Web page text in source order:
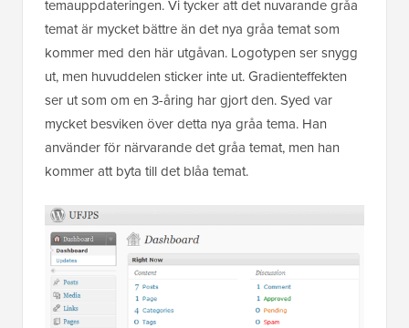
temauppdateringen. Vi tycker att det nuvarande gråa
temat är mycket bättre än det nya gråa temat som
kommer med den här utgåvan. Logotypen ser snygg
ut, men huvuddelen sticker inte ut. Gradienteffekten
ser ut som om en 3-åring har gjort den. Syed var
mycket besviken över detta nya gråa tema. Han
använder för närvarande det gråa temat, men han
kommer att byta till det blåa temat.